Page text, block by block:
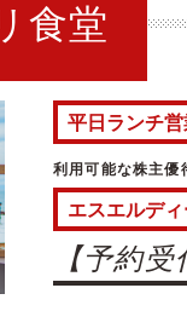
食堂
平日ランチ
利用可能な株主優
エスエルデ
【予約